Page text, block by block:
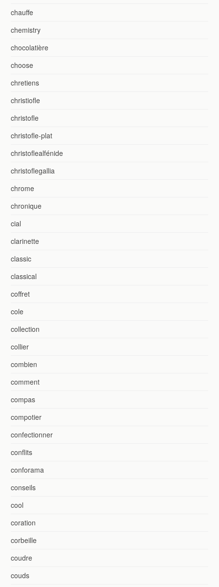
chauffe
chemistry
chocolatière
choose
chretiens
christiofle
christofle
christofle-plat
christoflealfénide
christoflegallia
chrome
chronique
cial
clarinette
classic
classical
coffret
cole
collection
collier
combien
comment
compas
compotier
confectionner
conflits
conforama
conseils
cool
coration
corbeille
coudre
couds